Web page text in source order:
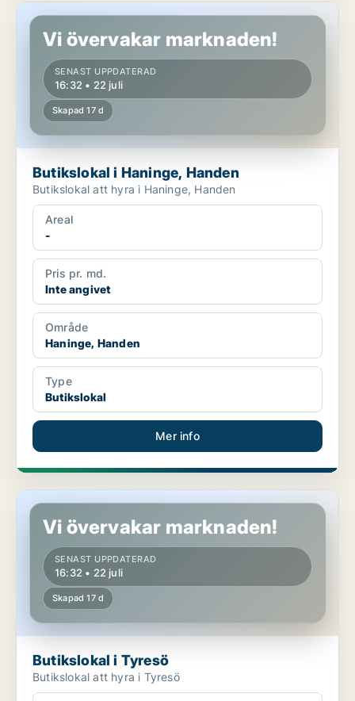
Butikslokal i Haninge, Handen
Vi övervakar marknaden!
SENAST UPPDATERAD
16:32 • 22 juli
Skapad 17 d
Butikslokal i Haninge, Handen
Butikslokal att hyra i Haninge, Handen
Areal
-
Pris pr. md.
Inte angivet
Område
Haninge, Handen
Type
Butikslokal
Mer info
Butikslokal i Tyresö
Vi övervakar marknaden!
SENAST UPPDATERAD
16:32 • 22 juli
Skapad 17 d
Butikslokal i Tyresö
Butikslokal att hyra i Tyresö